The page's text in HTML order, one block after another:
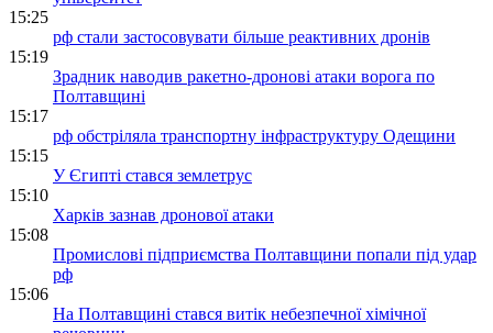
15:25
рф стали застосовувати більше реактивних дронів
15:19
Зрадник наводив ракетно-дронові атаки ворога по
Полтавщині
15:17
рф обстріляла транспортну інфраструктуру Одещини
15:15
У Єгипті стався землетрус
15:10
Харків зазнав дронової атаки
15:08
Промислові підприємства Полтавщини попали під удар
рф
15:06
На Полтавщині стався витік небезпечної хімічної